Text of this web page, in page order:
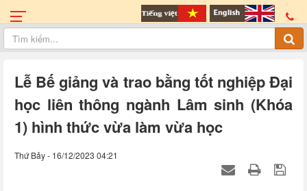
Lễ Bế giảng và trao bằng tốt nghiệp Đại
học liên thông ngành Lâm sinh (Khóa
1) hình thức vừa làm vừa học
Thứ Bảy - 16/12/2023 04:21